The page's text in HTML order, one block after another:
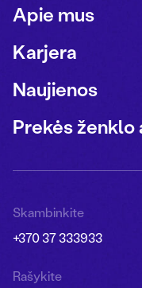
Apie mus
Karjera
Naujienos
Prekės ženklo
Skambinkite
+370 37 333933
Rašykite